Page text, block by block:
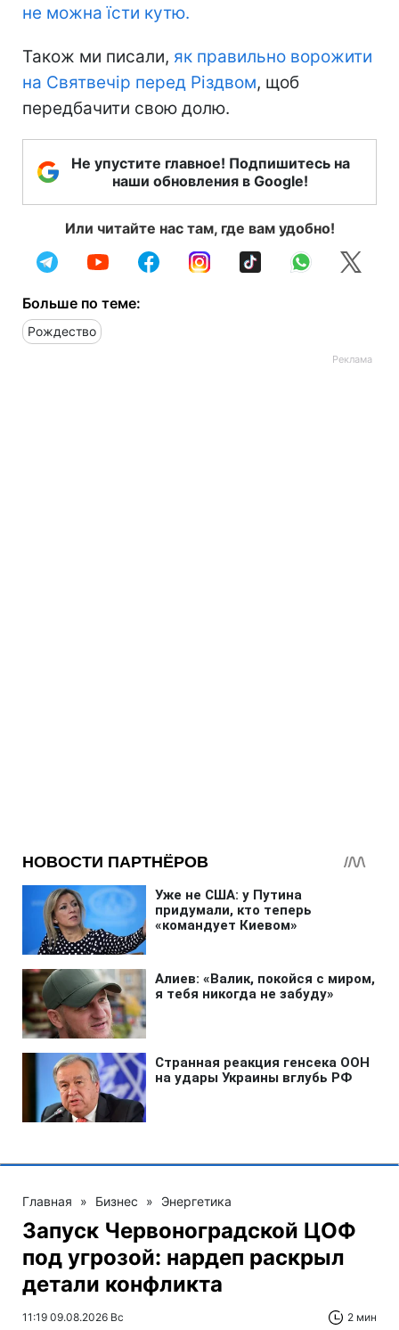
не можна їсти кутю.
Також ми писали, як правильно ворожити
на Святвечір перед Різдвом, щоб
передбачити свою долю.
Не упустите главное! Подпишитесь на
наши обновления в Google!
Или читайте нас там, где вам удобно!
Больше по теме:
Рождество
Главная » Бизнес » Энергетика
Запуск Червоноградской ЦОФ
под угрозой: нардеп раскрыл
детали конфликта
11:19 09.08.2026 Вс 2 мин